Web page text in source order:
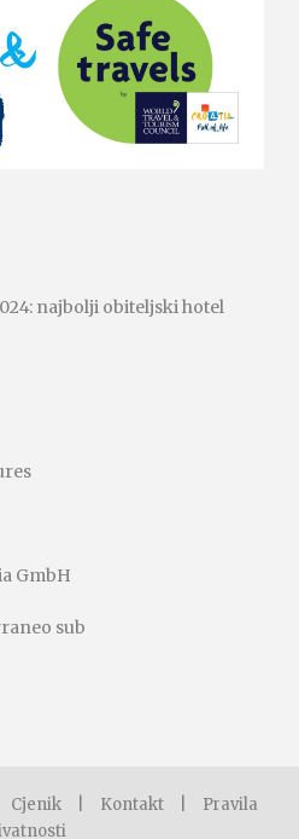
najbolji obiteljski hotel
GmbH
sub
Cjenik Kontakt
Pravila